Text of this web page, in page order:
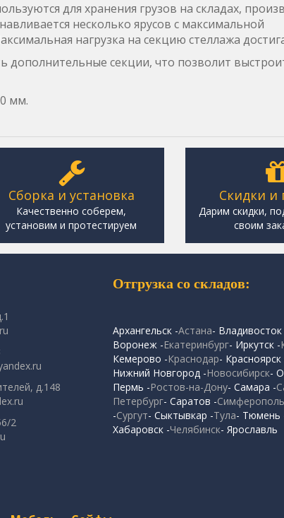
для хранения грузов на складах,
несколько ярусов с максимальной
нагрузка на секцию стеллажа
дополнительные секции, что позволит
мм.
Сборка и установка
Качественно соберем,
установим и протестируем
Скидки и
Дарим скидки,
своим
д.148
2
Отгрузка со складов:
Архангельск -Астана- Владивосток
Воронеж -Екатеринбург- Иркутск -
Кемерово -Краснодар- Красноярск
Нижний Новгород -Новосибирск-
Пермь -Ростов-на-Дону- Самара -
Петербург- Саратов -Симферополь
-Сургут- Сыктывкар -Тула- Тюмень
Хабаровск -Челябинск- Ярославль